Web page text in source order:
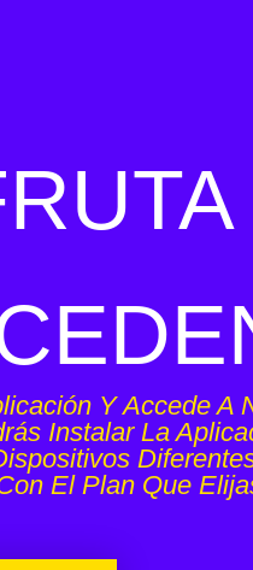
Y Accede A
Instalar La
El Plan Que